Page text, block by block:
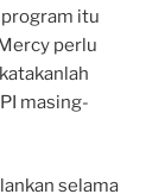
itu
perlu
masing-
selama